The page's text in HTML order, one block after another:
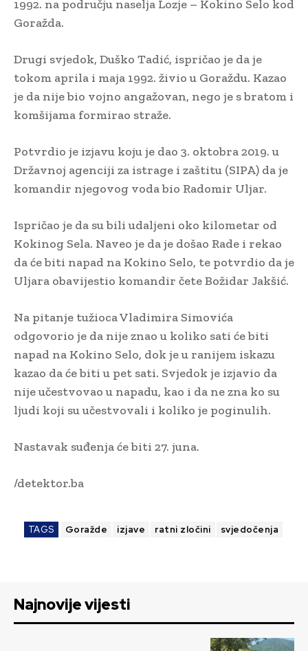
1992. na području naselja Lozje – Kokino Selo kod
Goražda.
Drugi svjedok, Duško Tadić, ispričao je da je
tokom aprila i maja 1992. živio u Goraždu. Kazao
je da nije bio vojno angažovan, nego je s bratom i
komšijama formirao straže.
Potvrdio je izjavu koju je dao 3. oktobra 2019. u
Državnoj agenciji za istrage i zaštitu (SIPA) da je
komandir njegovog voda bio Radomir Uljar.
Ispričao je da su bili udaljeni oko kilometar od
Kokinog Sela. Naveo je da je došao Rade i rekao
da će biti napad na Kokino Selo, te potvrdio da je
Uljara obavijestio komandir čete Božidar Jakšić.
Na pitanje tužioca Vladimira Simovića
odgovorio je da nije znao u koliko sati će biti
napad na Kokino Selo, dok je u ranijem iskazu
kazao da će biti u pet sati. Svjedok je izjavio da
nije učestvovao u napadu, kao i da ne zna ko su
ljudi koji su učestvovali i koliko je poginulih.
Nastavak suđenja će biti 27. juna.
/detektor.ba
TAGS Goražde izjave ratni zločini svjedočenja
Najnovije vijesti